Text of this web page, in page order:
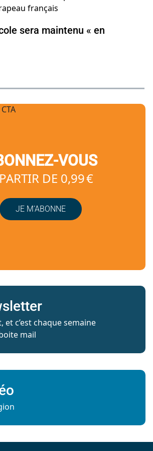
sera maintenu « en
VOUS
DE 0,99 €
JE M’ABONNE
et c’est chaque semaine
mail